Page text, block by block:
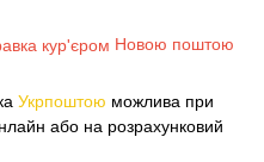
Новою поштою
Укрпоштою можлива при
або на розрахунковий